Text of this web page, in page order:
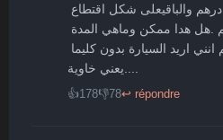
....يعني خاوية
👍178👎78↩ répondre